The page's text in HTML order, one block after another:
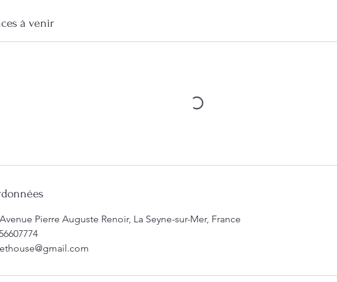
à venir
Pierre Auguste Renoir, La Seyne-sur-Mer, France